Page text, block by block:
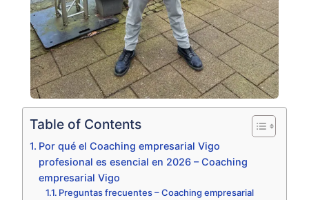
Table of Contents
Por qué el Coaching empresarial Vigo
profesional es esencial en 2026 – Coaching
empresarial Vigo
Preguntas frecuentes – Coaching empresarial